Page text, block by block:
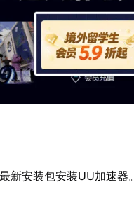
新安装包安装UU加速器。